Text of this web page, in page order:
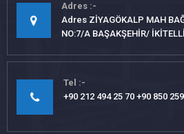
Adres
Adres ZİYAGÖKALP MAH
NO:7/A BAŞAKŞEHİR/
Tel
+90 212 494 25 70 +90 850